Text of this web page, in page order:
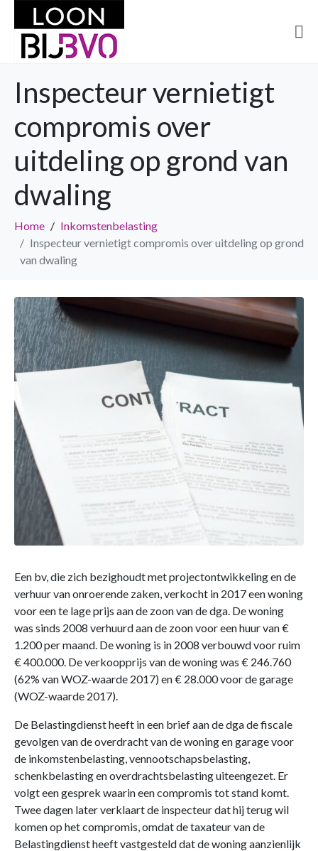
Inspecteur vernietigt
compromis over
uitdeling op grond van
dwaling
Home
Inkomstenbelasting
Inspecteur vernietigt compromis over uitdeling op grond
van dwaling
Een bv, die zich bezighoudt met projectontwikkeling en de
verhuur van onroerende zaken, verkocht in 2017 een woning
voor een te lage prijs aan de zoon van de dga. De woning
was sinds 2008 verhuurd aan de zoon voor een huur van €
1.200 per maand. De woning is in 2008 verbouwd voor ruim
€ 400.000. De verkoopprijs van de woning was € 246.760
(62% van WOZ-waarde 2017) en € 28.000 voor de garage
(WOZ-waarde 2017).
De Belastingdienst heeft in een brief aan de dga de fiscale
gevolgen van de overdracht van de woning en garage voor
de inkomstenbelasting, vennootschapsbelasting,
schenkbelasting en overdrachtsbelasting uiteengezet. Er
volgt een gesprek waarin een compromis tot stand komt.
Twee dagen later verklaart de inspecteur dat hij terug wil
komen op het compromis, omdat de taxateur van de
Belastingdienst heeft vastgesteld dat de woning aanzienlijk